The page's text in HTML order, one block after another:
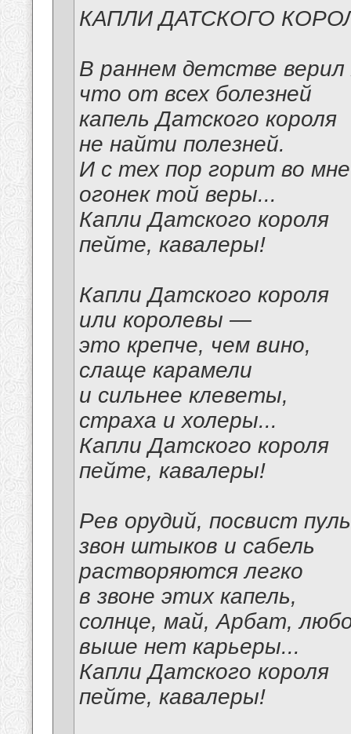
КАПЛИ ДАТСКОГО
В раннем детстве верил
что от всех болезней
капель Датского короля
не найти полезней.
И с тех пор горит во мне
огонек той веры...
Капли Датского короля
пейте, кавалеры!
Капли Датского короля
или королевы —
это крепче, чем вино,
слаще карамели
и сильнее клеветы,
страха и холеры...
Капли Датского короля
пейте, кавалеры!
Рев орудий, посвист
звон штыков и сабель
растворяются легко
в звоне этих капель,
солнце, май, Арбат,
выше нет карьеры...
Капли Датского короля
пейте, кавалеры!